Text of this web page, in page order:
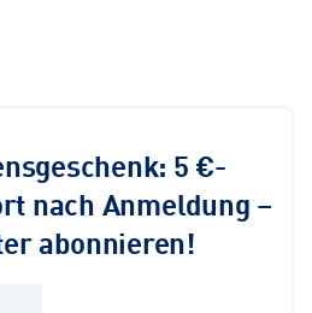
5 €-
nach Anmeldung –
abonnieren!